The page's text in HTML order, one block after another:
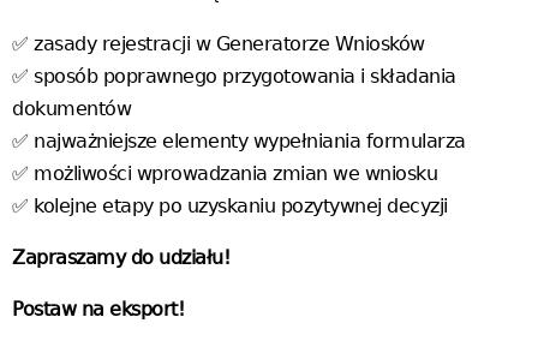
✅ zasady rejestracji w Generatorze Wniosków
✅ sposób poprawnego przygotowania i składania
dokumentów
✅ najważniejsze elementy wypełniania formularza
✅ możliwości wprowadzania zmian we wniosku
✅ kolejne etapy po uzyskaniu pozytywnej decyzji
Zapraszamy do udziału!
Postaw na eksport!